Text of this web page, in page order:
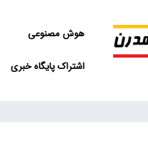
هوش مصنوعی
اشتراک پایگاه خبری